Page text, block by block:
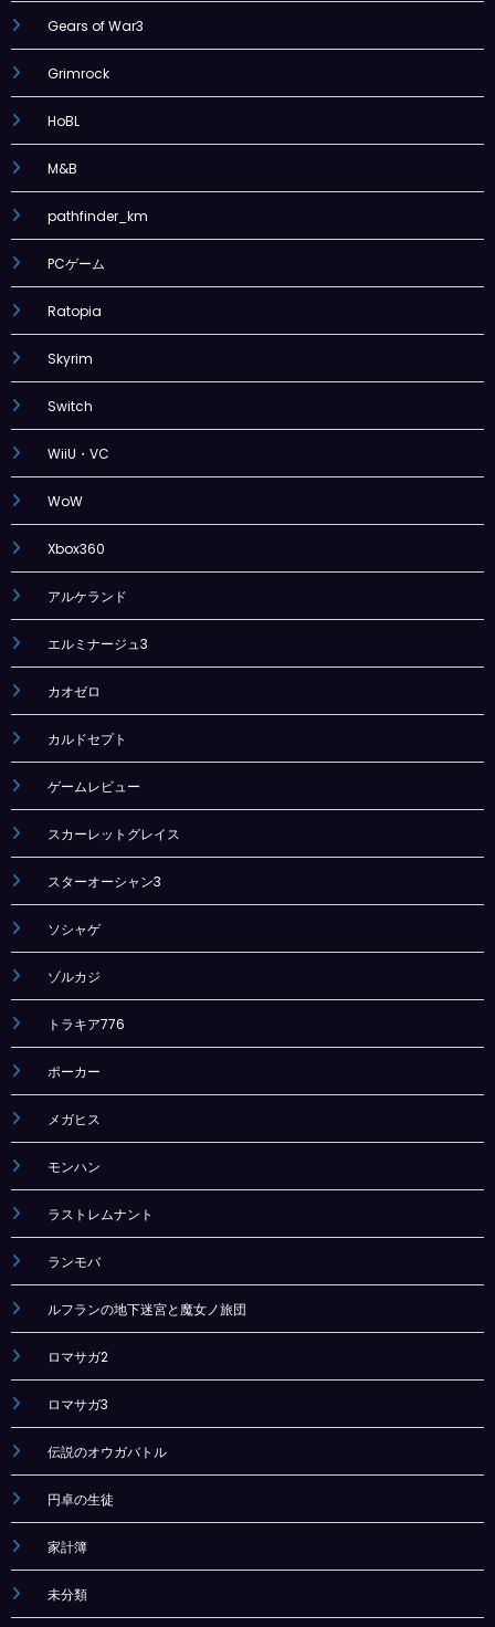
Gears of War3
Grimrock
HoBL
M&B
pathfinder_km
PCゲーム
Ratopia
Skyrim
Switch
WiiU・VC
WoW
Xbox360
アルケランド
エルミナージュ3
カオゼロ
カルドセプト
ゲームレビュー
スカーレットグレイス
スターオーシャン3
ソシャゲ
ゾルカジ
トラキア776
ポーカー
メガヒス
モンハン
ラストレムナント
ランモバ
ルフランの地下迷宮と魔女ノ旅団
ロマサガ2
ロマサガ3
伝説のオウガバトル
円卓の生徒
家計簿
未分類